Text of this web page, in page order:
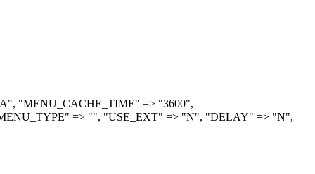
"MENU_CACHE_TIME" => "3600",
=> "", "USE_EXT" => "N", "DELAY" => "N",